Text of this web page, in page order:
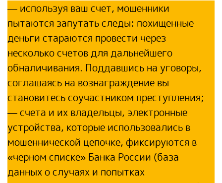
— используя ваш счет, мошенники
пытаются запутать следы: похищенные
деньги стараются провести через
несколько счетов для дальнейшего
обналичивания. Поддавшись на уговоры,
соглашаясь на вознаграждение вы
становитесь соучастником преступления;
— счета и их владельцы, электронные
устройства, которые использовались в
мошеннической цепочке, фиксируются в
«черном списке» Банка России (база
данных о случаях и попытках